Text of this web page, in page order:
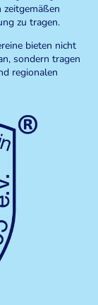
zu tragen.
bieten nicht
sondern tragen
regionalen